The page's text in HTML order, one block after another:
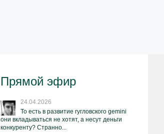
Прямой эфир
24.04.2026
То есть в развитие гугловского gemini
они вкладываться не хотят, а несут деньги
конкуренту? Странно...